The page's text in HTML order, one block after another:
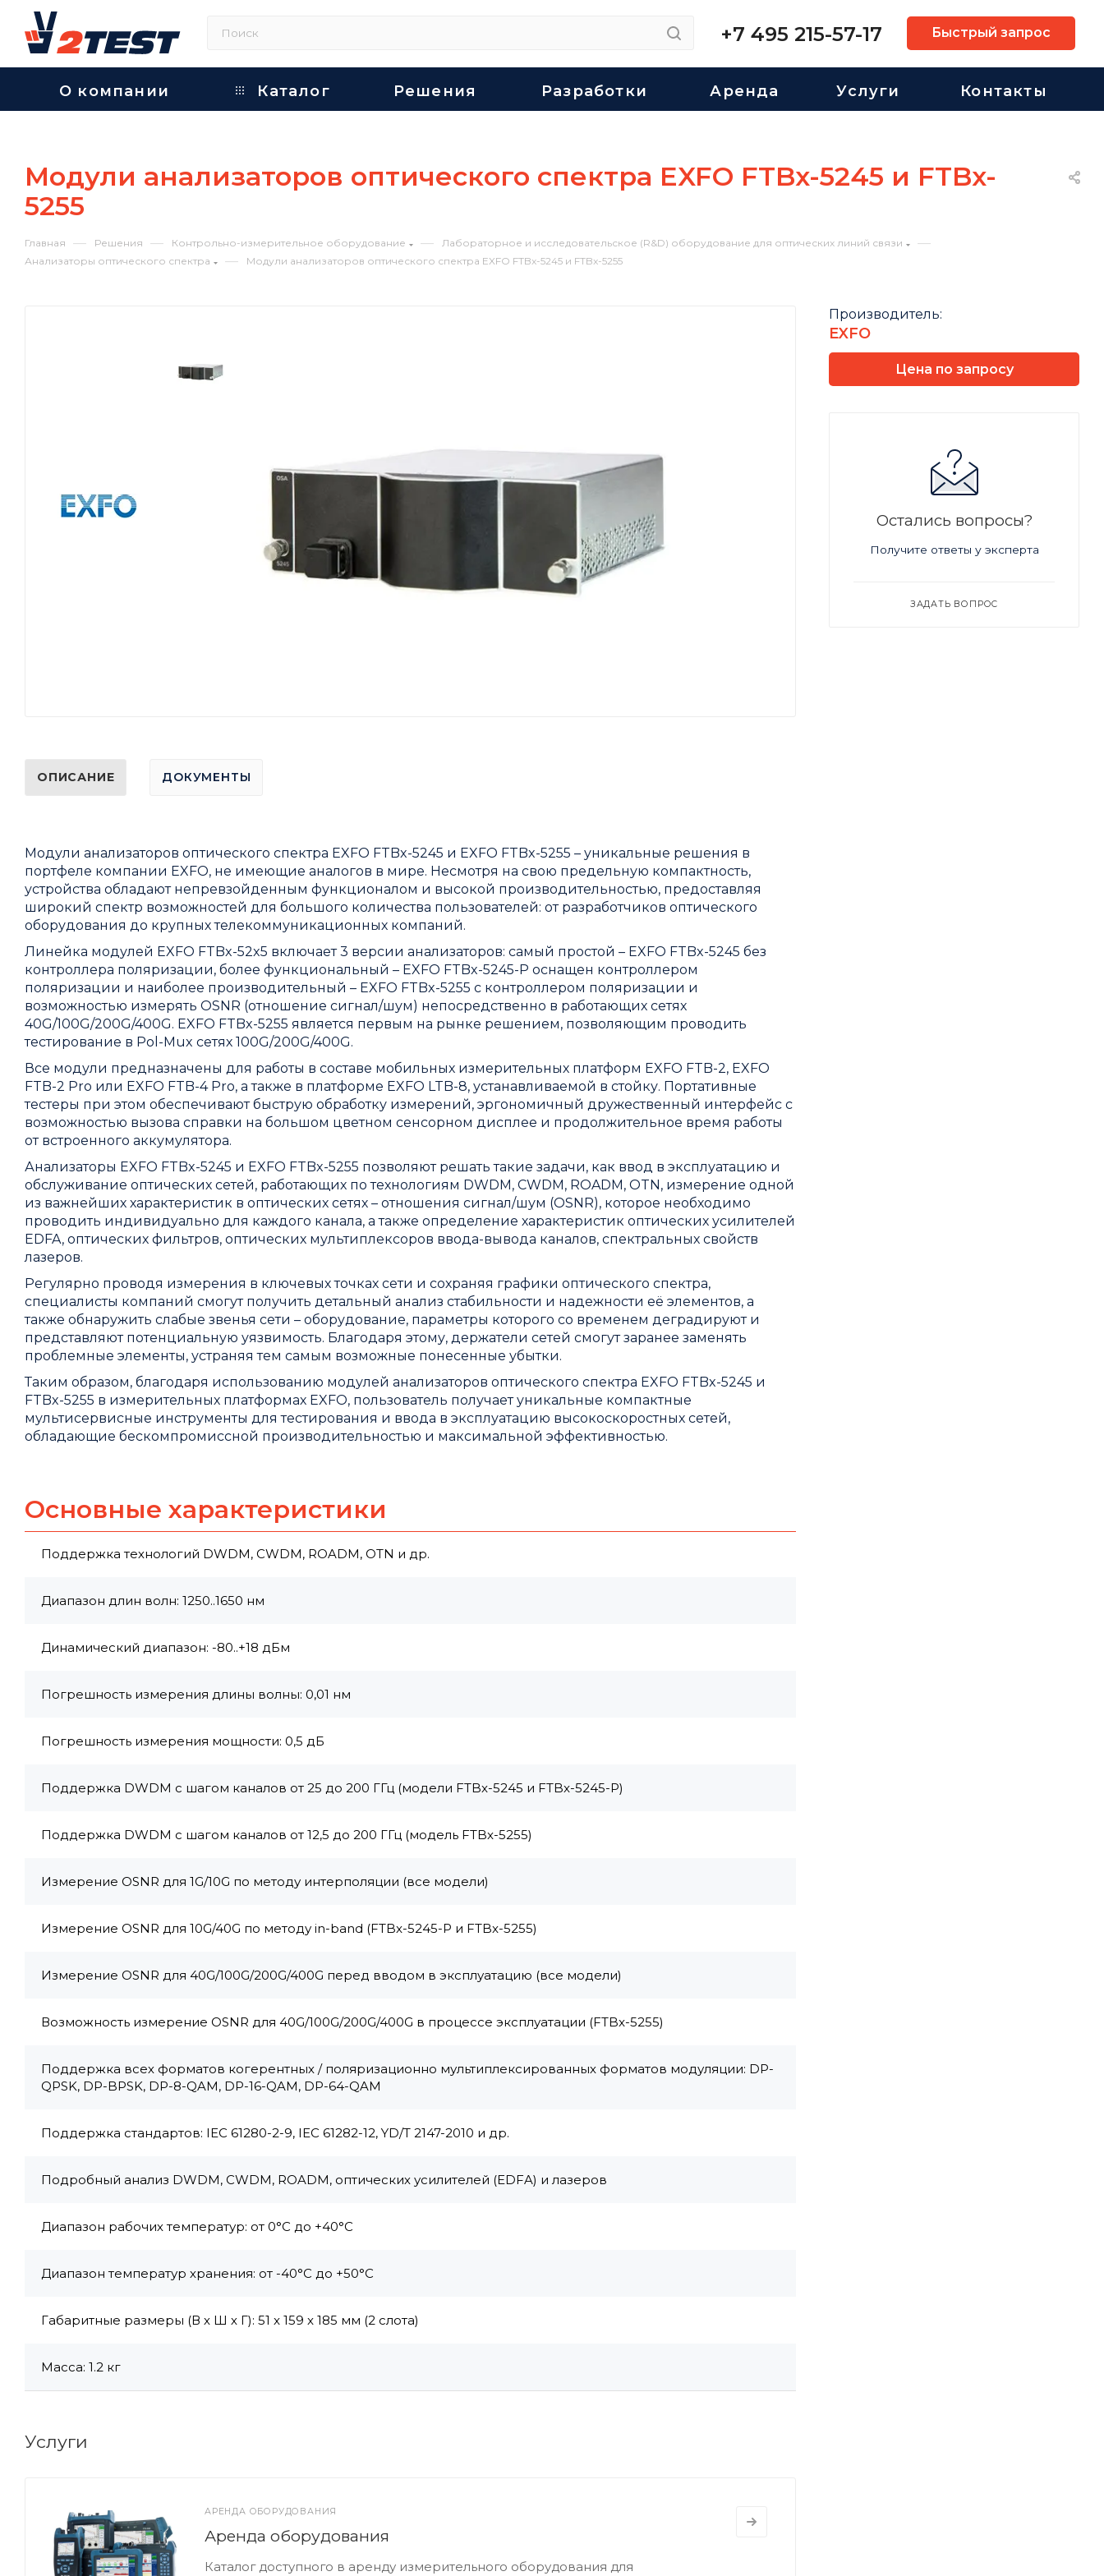
+7 495 215-57-17 Быстрый запрос
О компании Каталог Решения Разработки Аренда Услуги Контакты
Модули анализаторов оптического спектра EXFO FTBx-5245 и FTBx-
5255
Главная — Решения — Контрольно-измерительное оборудование — Лабораторное и исследовательское (R&D) оборудование для оптических линий связи —
Анализаторы оптического спектра — Модули анализаторов оптического спектра EXFO FTBx-5245 и FTBx-5255
ОПИСАНИЕ ДОКУМЕНТЫ
Модули анализаторов оптического спектра EXFO FTBx-5245 и EXFO FTBx-5255 – уникальные решения в
портфеле компании EXFO, не имеющие аналогов в мире. Несмотря на свою предельную компактность,
устройства обладают непревзойденным функционалом и высокой производительностью, предоставляя
широкий спектр возможностей для большого количества пользователей: от разработчиков оптического
оборудования до крупных телекоммуникационных компаний.
Линейка модулей EXFO FTBx-52x5 включает 3 версии анализаторов: самый простой – EXFO FTBx-5245 без
контроллера поляризации, более функциональный – EXFO FTBx-5245-P оснащен контроллером
поляризации и наиболее производительный – EXFO FTBx-5255 с контроллером поляризации и
возможностью измерять OSNR (отношение сигнал/шум) непосредственно в работающих сетях
40G/100G/200G/400G. EXFO FTBx-5255 является первым на рынке решением, позволяющим проводить
тестирование в Pol-Mux сетях 100G/200G/400G.
Все модули предназначены для работы в составе мобильных измерительных платформ EXFO FTB-2, EXFO
FTB-2 Pro или EXFO FTB-4 Pro, а также в платформе EXFO LTB-8, устанавливаемой в стойку. Портативные
тестеры при этом обеспечивают быструю обработку измерений, эргономичный дружественный интерфейс с
возможностью вызова справки на большом цветном сенсорном дисплее и продолжительное время работы
от встроенного аккумулятора.
Анализаторы EXFO FTBx-5245 и EXFO FTBx-5255 позволяют решать такие задачи, как ввод в эксплуатацию и
обслуживание оптических сетей, работающих по технологиям DWDM, CWDM, ROADM, OTN, измерение одной
из важнейших характеристик в оптических сетях – отношения сигнал/шум (OSNR), которое необходимо
проводить индивидуально для каждого канала, а также определение характеристик оптических усилителей
EDFA, оптических фильтров, оптических мультиплексоров ввода-вывода каналов, спектральных свойств
лазеров.
Регулярно проводя измерения в ключевых точках сети и сохраняя графики оптического спектра,
специалисты компаний смогут получить детальный анализ стабильности и надежности её элементов, а
также обнаружить слабые звенья сети – оборудование, параметры которого со временем деградируют и
представляют потенциальную уязвимость. Благодаря этому, держатели сетей смогут заранее заменять
проблемные элементы, устраняя тем самым возможные понесенные убытки.
Таким образом, благодаря использованию модулей анализаторов оптического спектра EXFO FTBx-5245 и
FTBx-5255 в измерительных платформах EXFO, пользователь получает уникальные компактные
мультисервисные инструменты для тестирования и ввода в эксплуатацию высокоскоростных сетей,
обладающие бескомпромиссной производительностью и максимальной эффективностью.
Основные характеристики
Поддержка технологий DWDM, CWDM, ROADM, OTN и др.
Диапазон длин волн: 1250..1650 нм
Динамический диапазон: -80..+18 дБм
Погрешность измерения длины волны: 0,01 нм
Погрешность измерения мощности: 0,5 дБ
Поддержка DWDM с шагом каналов от 25 до 200 ГГц (модели FTBx-5245 и FTBx-5245-P)
Поддержка DWDM с шагом каналов от 12,5 до 200 ГГц (модель FTBx-5255)
Измерение OSNR для 1G/10G по методу интерполяции (все модели)
Измерение OSNR для 10G/40G по методу in-band (FTBx-5245-P и FTBx-5255)
Измерение OSNR для 40G/100G/200G/400G перед вводом в эксплуатацию (все модели)
Возможность измерение OSNR для 40G/100G/200G/400G в процессе эксплуатации (FTBx-5255)
Поддержка всех форматов когерентных / поляризационно мультиплексированных форматов модуляции: DP-
QPSK, DP-BPSK, DP-8-QAM, DP-16-QAM, DP-64-QAM
Поддержка стандартов: IEC 61280-2-9, IEC 61282-12, YD/T 2147-2010 и др.
Подробный анализ DWDM, CWDM, ROADM, оптических усилителей (EDFA) и лазеров
Диапазон рабочих температур: от 0°C до +40°C
Диапазон температур хранения: от -40°C до +50°C
Габаритные размеры (В х Ш х Г): 51 x 159 x 185 мм (2 слота)
Масса: 1.2 кг
Услуги
АРЕНДА ОБОРУДОВАНИЯ
Аренда оборудования
Каталог доступного в аренду измерительного оборудования для
Производитель:
EXFO
Цена по запросу
Остались вопросы?
Получите ответы у эксперта
ЗАДАТЬ ВОПРОС